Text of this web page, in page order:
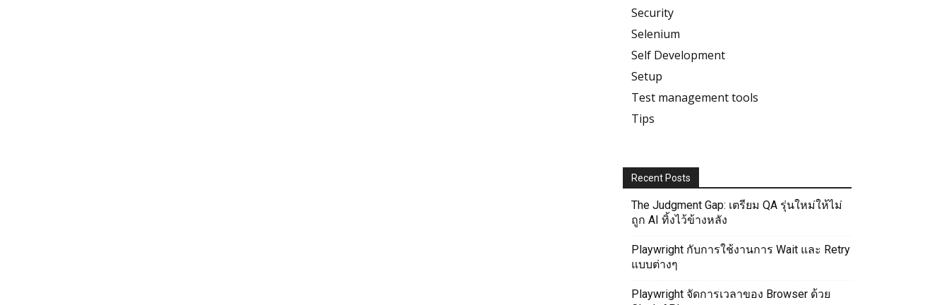
Security
Selenium
Self Development
Setup
Test management tools
Tips
Recent Posts
The Judgment Gap: เตรียม QA รุ่นใหม่ให้ไม่
ถูก AI ทิ้งไว้ข้างหลัง
Playwright กับการใช้งานการ Wait และ Retry
แบบต่างๆ
Playwright จัดการเวลาของ Browser ด้วย